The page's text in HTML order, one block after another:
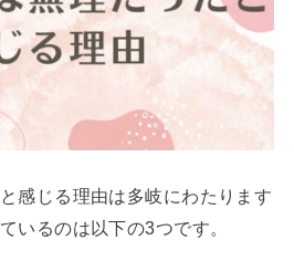
感じる理由は多岐にわたります
いるのは以下の3つです。